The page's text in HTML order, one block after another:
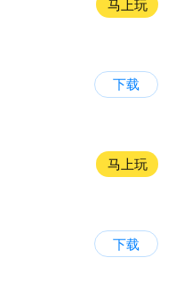
马上玩
下载
马上玩
下载